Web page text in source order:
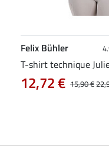
Felix Bühler
T-shirt technique
15,90 €
12,72 €